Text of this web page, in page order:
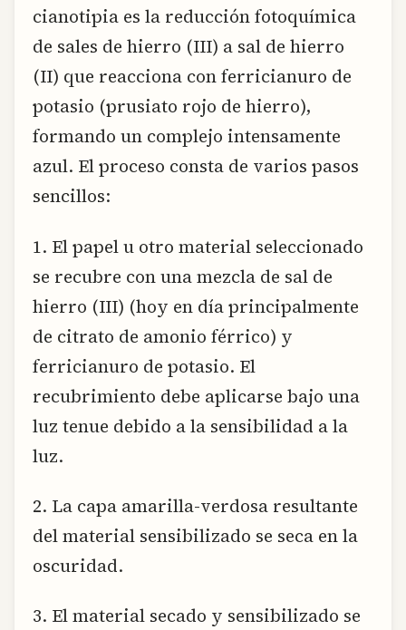
cianotipia es la reducción fotoquímica
de sales de hierro (III) a sal de hierro
(II) que reacciona con ferricianuro de
potasio (prusiato rojo de hierro),
formando un complejo intensamente
azul. El proceso consta de varios pasos
sencillos:
1. El papel u otro material seleccionado
se recubre con una mezcla de sal de
hierro (III) (hoy en día principalmente
de citrato de amonio férrico) y
ferricianuro de potasio. El
recubrimiento debe aplicarse bajo una
luz tenue debido a la sensibilidad a la
luz.
2. La capa amarilla-verdosa resultante
del material sensibilizado se seca en la
oscuridad.
3. El material secado y sensibilizado se